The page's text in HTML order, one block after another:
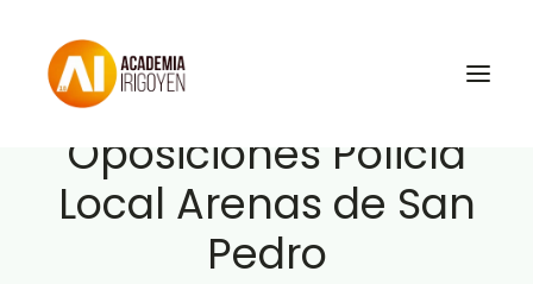
Oposiciones
Academia online
Oposiciones Policía
Local Arenas de San
Pedro